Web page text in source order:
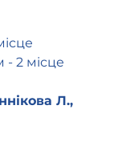
2 місце
Л.,